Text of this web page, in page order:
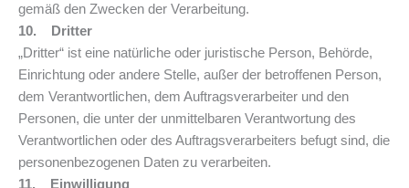
gemäß den Zwecken der Verarbeitung.
10. Dritter
„Dritter“ ist eine natürliche oder juristische Person, Behörde,
Einrichtung oder andere Stelle, außer der betroffenen Person,
dem Verantwortlichen, dem Auftragsverarbeiter und den
Personen, die unter der unmittelbaren Verantwortung des
Verantwortlichen oder des Auftragsverarbeiters befugt sind, die
personenbezogenen Daten zu verarbeiten.
11. Einwilligung